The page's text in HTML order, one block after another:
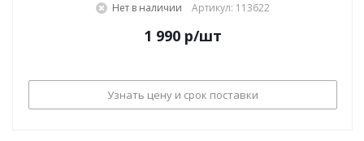
Нет в наличии Артикул: 113622
1 990 р/шт
Узнать цену и срок поставки